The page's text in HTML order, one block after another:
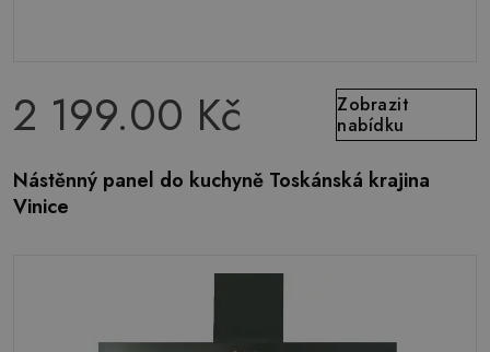
2 199.00 Kč
Zobrazit
nabídku
Nástěnný panel do kuchyně Toskánská krajina
Vinice